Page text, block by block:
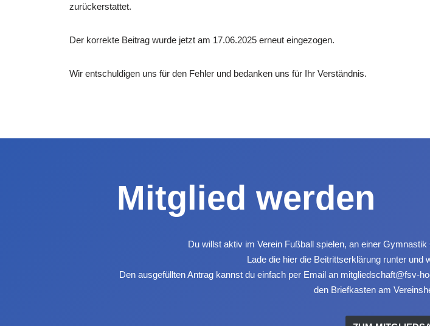
zurückerstattet.
Der korrekte Beitrag wurde jetzt am 17.06.2025 erneut eingezogen.
Wir entschuldigen uns für den Fehler und bedanken uns für Ihr Verständnis.
Mitglied werden
Du willst aktiv im Verein Fußball spielen, an einer
Lade die hier die Beitrittserklärung runter und
Den ausgefüllten Antrag kannst du einfach per Email an mitgliedschaft@fsv-
den Briefkasten am